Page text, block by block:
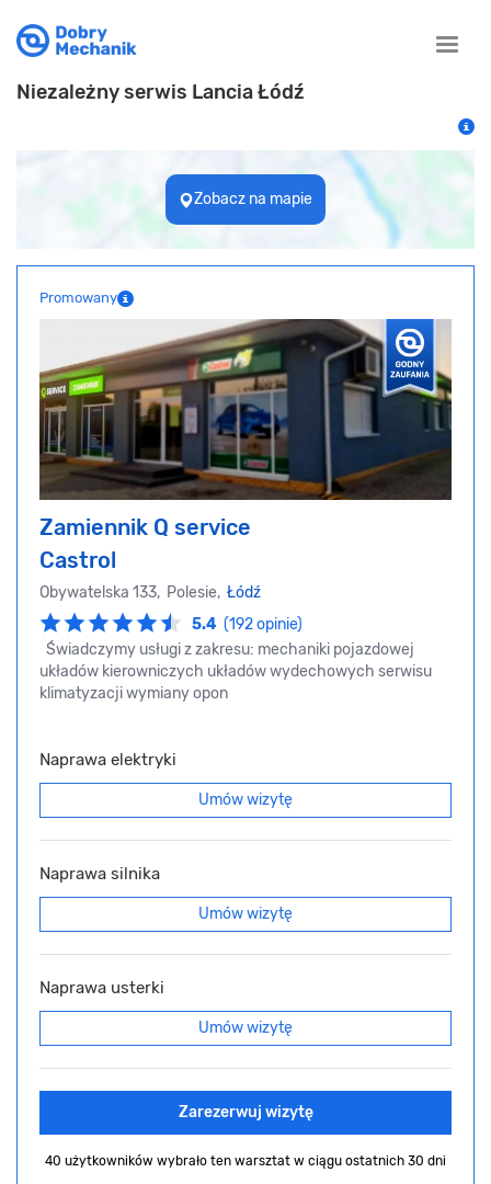
Toggle
Niezależny serwis Lancia Łódź
Zobacz na mapie
Promowany
Zamiennik Q service
Castrol
Obywatelska 133, Polesie, Łódź
5.4 (192 opinie)
Świadczymy usługi z zakresu: mechaniki pojazdowej
układów kierowniczych układów wydechowych serwisu
klimatyzacji wymiany opon
Naprawa elektryki
Umów wizytę
Naprawa silnika
Umów wizytę
Naprawa usterki
Umów wizytę
Zarezerwuj wizytę
40 użytkowników wybrało ten warsztat w ciągu ostatnich 30 dni